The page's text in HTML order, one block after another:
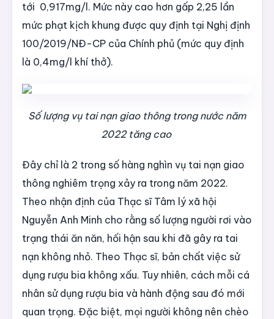
tới 0,917mg/l. Mức này cao hơn gấp 2,25 lần
mức phạt kịch khung được quy định tại Nghị định
100/2019/NĐ-CP của Chính phủ (mức quy định
là 0,4mg/l khí thở).
Số lượng vụ tai nạn giao thông trong nước năm
2022 tăng cao
Đây chỉ là 2 trong số hàng nghìn vụ tai nạn giao
thông nghiêm trọng xảy ra trong năm 2022.
Theo nhận định của Thạc sĩ Tâm lý xã hội
Nguyễn Anh Minh cho rằng số lượng người rơi vào
trạng thái ăn năn, hối hận sau khi đã gây ra tai
nạn không nhỏ. Theo Thạc sĩ, bản chất việc sử
dụng rượu bia không xấu. Tuy nhiên, cách mỗi cá
nhân sử dụng rượu bia và hành động sau đó mới
quan trọng. Đặc biệt, mọi người không nên chèo